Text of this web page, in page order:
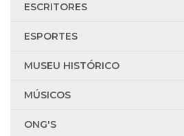
ESCRITORES
ESPORTES
MUSEU HISTÓRICO
MÚSICOS
ONG'S